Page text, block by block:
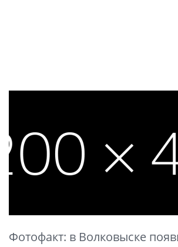
Фотофакт: в Волковыске